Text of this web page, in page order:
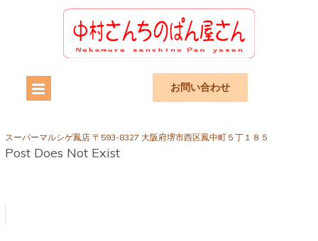
お問い合わせ
スーパーマルシゲ鳳店 〒593-8327 大阪府堺市西区鳳中町５丁１８５
Post Does Not Exist